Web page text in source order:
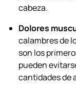
cabeza.
Dolores
calambres de
son los
pueden
cantidades de